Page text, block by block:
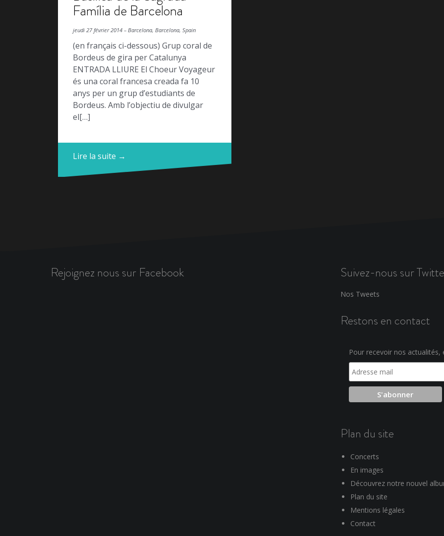
Família de Barcelona
jeudi 27 février 2014 – Barcelona, Barcelona, Spain
(en français ci-dessous) Grup coral de
Bordeus de gira per Catalunya
ENTRADA LLIURE El Choeur Voyageur
és una coral francesa creada fa 10
anys per un grup d’estudiants de
Bordeus. Amb l’objectiu de divulgar
el[…]
Lire la suite →
Rejoignez nous sur Facebook Suivez-nous sur
Nos Tweets
Restons en contact
Pour recevoir nos
Plan du site
Concerts
En images
Découvrez notre nouvel
Plan du site
Mentions légales
Contact